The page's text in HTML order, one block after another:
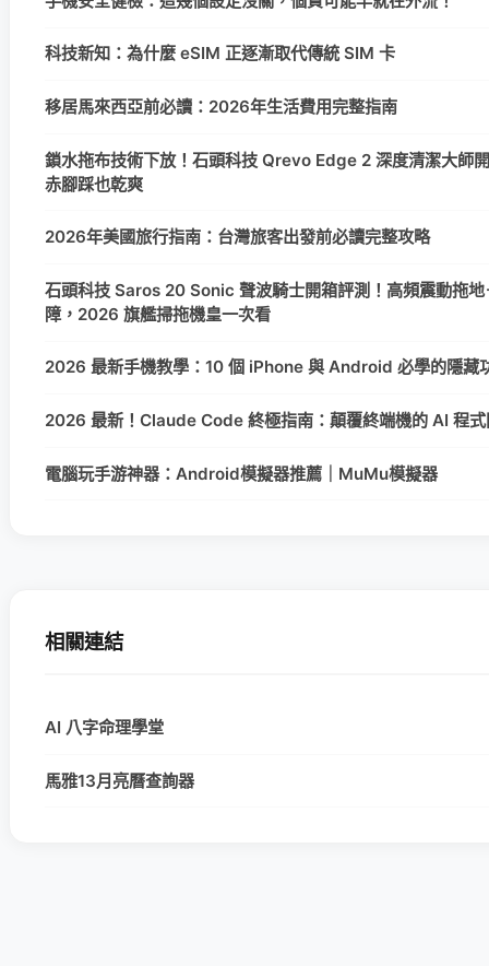
科技新知：為什麼 eSIM 正逐漸取代傳統 SIM 卡
移居馬來西亞前必讀：2026年生活費用完整指南
鎖水拖布技術下放！石頭科技 Qrevo Edge 2 深度清潔大師
赤腳踩也乾爽
2026年美國旅行指南：台灣旅客出發前必讀完整攻略
石頭科技 Saros 20 Sonic 聲波騎士開箱評測！高頻震動拖
障，2026 旗艦掃拖機皇一次看
2026 最新手機教學：10 個 iPhone 與 Android 必學的隱藏
2026 最新！Claude Code 終極指南：顛覆終端機的 AI 程式
電腦玩手游神器：Android模擬器推薦｜MuMu模擬器
相關連結
AI 八字命理學堂
馬雅13月亮曆查詢器